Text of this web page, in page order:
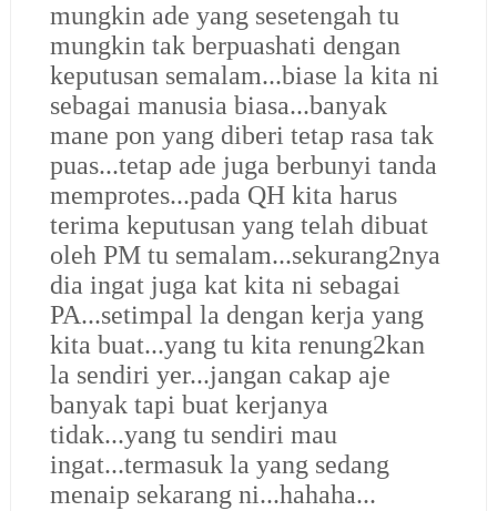
mungkin ade yang sesetengah tu
mungkin tak berpuashati dengan
keputusan semalam...biase la kita ni
sebagai manusia biasa...banyak
mane pon yang diberi tetap rasa tak
puas...tetap ade juga berbunyi tanda
memprotes...pada QH kita harus
terima keputusan yang telah dibuat
oleh PM tu semalam...sekurang2nya
dia ingat juga kat kita ni sebagai
PA...setimpal la dengan kerja yang
kita buat...yang tu kita renung2kan
la sendiri yer...jangan cakap aje
banyak tapi buat kerjanya
tidak...yang tu sendiri mau
ingat...termasuk la yang sedang
menaip sekarang ni...hahaha...